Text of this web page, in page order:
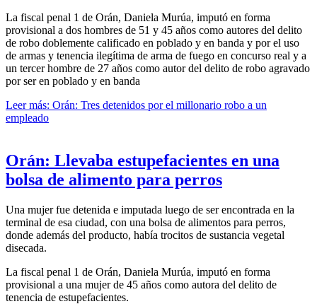
La fiscal penal 1 de Orán, Daniela Murúa, imputó en forma
provisional a dos hombres de 51 y 45 años como autores del delito
de robo doblemente calificado en poblado y en banda y por el uso
de armas y tenencia ilegítima de arma de fuego en concurso real y a
un tercer hombre de 27 años como autor del delito de robo agravado
por ser en poblado y en banda
Leer más: Orán: Tres detenidos por el millonario robo a un
empleado
Orán: Llevaba estupefacientes en una
bolsa de alimento para perros
Una mujer fue detenida e imputada luego de ser encontrada en la
terminal de esa ciudad, con una bolsa de alimentos para perros,
donde además del producto, había trocitos de sustancia vegetal
disecada.
La fiscal penal 1 de Orán, Daniela Murúa, imputó en forma
provisional a una mujer de 45 años como autora del delito de
tenencia de estupefacientes.